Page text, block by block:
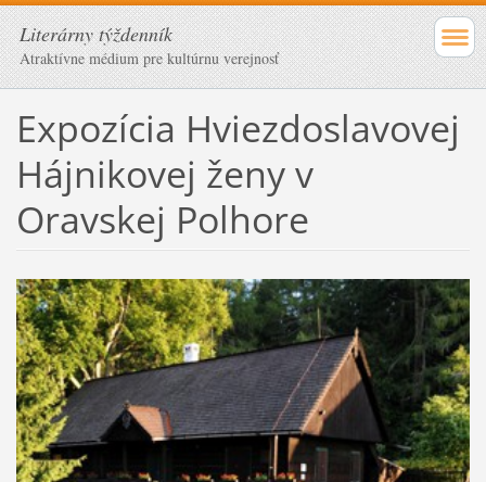
Literárny týždenník
Atraktívne médium pre kultúrnu verejnosť
Expozícia Hviezdoslavovej
Hájnikovej ženy v
Oravskej Polhore